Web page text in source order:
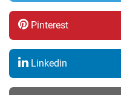
Pinterest
Linkedin